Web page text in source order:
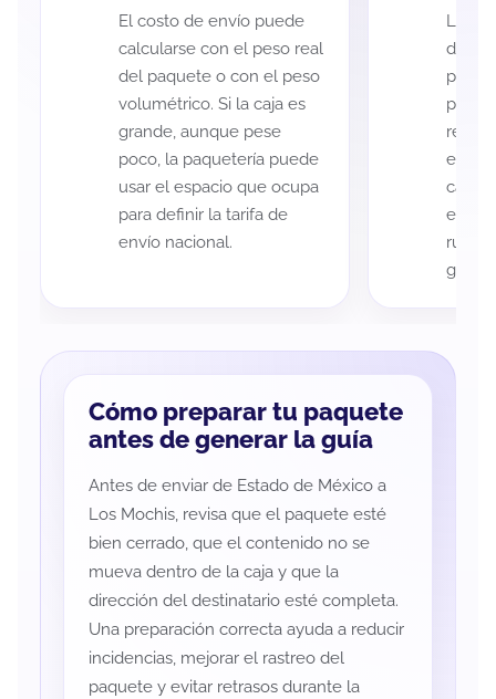
El costo de envío puede
calcularse con el peso real
del paquete o con el peso
volumétrico. Si la caja es
grande, aunque pese
poco, la paquetería puede
usar el espacio que ocupa
para definir la tarifa de
envío nacional.
La
de
cada
es
ruta
guía
Cómo preparar tu paquete
antes de generar la guía
Antes de enviar de Estado de México a
Los Mochis, revisa que el paquete esté
bien cerrado, que el contenido no se
mueva dentro de la caja y que la
dirección del destinatario esté completa.
Una preparación correcta ayuda a reducir
incidencias, mejorar el rastreo del
paquete y evitar retrasos durante la